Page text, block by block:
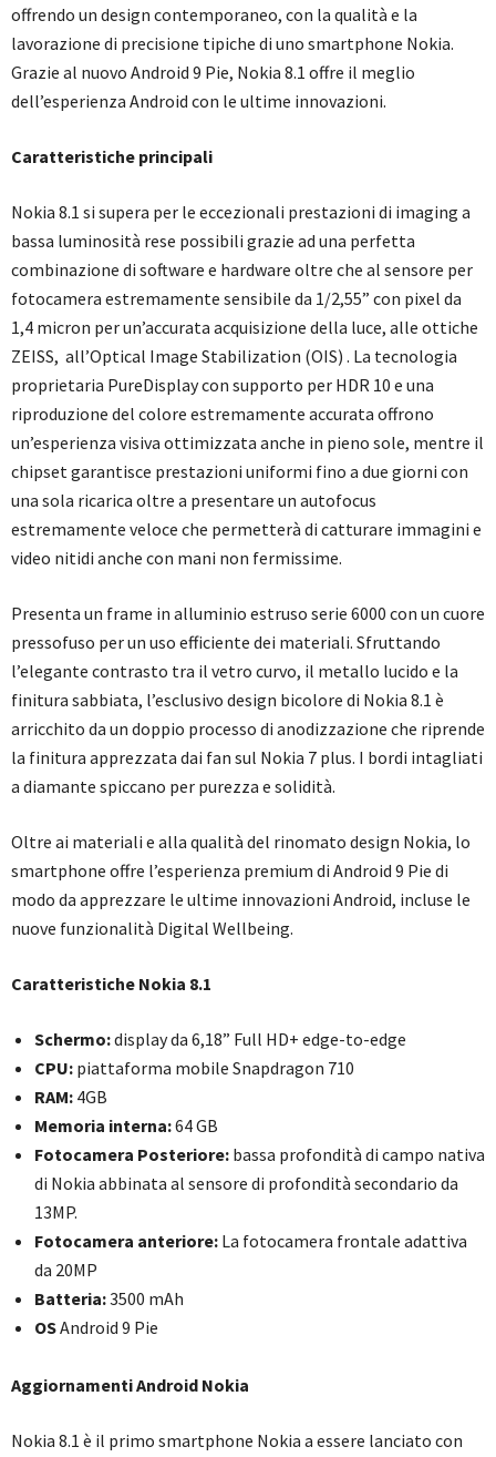
offrendo un design contemporaneo, con la qualità e la
lavorazione di precisione tipiche di uno smartphone Nokia.
Grazie al nuovo Android 9 Pie, Nokia 8.1 offre il meglio
dell’esperienza Android con le ultime innovazioni.
Caratteristiche principali
Nokia 8.1 si supera per le eccezionali prestazioni di imaging a
bassa luminosità rese possibili grazie ad una perfetta
combinazione di software e hardware oltre che al sensore per
fotocamera estremamente sensibile da 1/2,55” con pixel da
1,4 micron per un’accurata acquisizione della luce, alle ottiche
ZEISS, all’Optical Image Stabilization (OIS) . La tecnologia
proprietaria PureDisplay con supporto per HDR 10 e una
riproduzione del colore estremamente accurata offrono
un’esperienza visiva ottimizzata anche in pieno sole, mentre il
chipset garantisce prestazioni uniformi fino a due giorni con
una sola ricarica oltre a presentare un autofocus
estremamente veloce che permetterà di catturare immagini e
video nitidi anche con mani non fermissime.
Presenta un frame in alluminio estruso serie 6000 con un cuore
pressofuso per un uso efficiente dei materiali. Sfruttando
l’elegante contrasto tra il vetro curvo, il metallo lucido e la
finitura sabbiata, l’esclusivo design bicolore di Nokia 8.1 è
arricchito da un doppio processo di anodizzazione che riprende
la finitura apprezzata dai fan sul Nokia 7 plus. I bordi intagliati
a diamante spiccano per purezza e solidità.
Oltre ai materiali e alla qualità del rinomato design Nokia, lo
smartphone offre l’esperienza premium di Android 9 Pie di
modo da apprezzare le ultime innovazioni Android, incluse le
nuove funzionalità Digital Wellbeing.
Caratteristiche Nokia 8.1
Schermo:display da 6,18” Full HD+ edge-to-edge
CPU: piattaforma mobile Snapdragon 710
RAM: 4GB
Memoria interna:64 GB
Fotocamera Posteriore: bassa profondità di campo nativa
di Nokia abbinata al sensore di profondità secondario da
13MP.
Fotocamera anteriore: La fotocamera frontale adattiva
da 20MP
Batteria:3500 mAh
OSAndroid 9 Pie
Aggiornamenti Android Nokia
Nokia 8.1 è il primo smartphone Nokia a essere lanciato con